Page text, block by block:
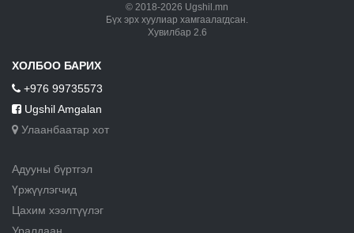
© 2018-2026 Ugshil.mn
Бүх эрх хуулиар хамгаалагдсан.
Хувилбар 2.6
ХОЛБОО БАРИХ
+976 99735573
Ugshil Amgalan
Улаанбаатар хот
Адууны бүртгэл
Үржүүлэгчид
Цахим хээлтүүлэг